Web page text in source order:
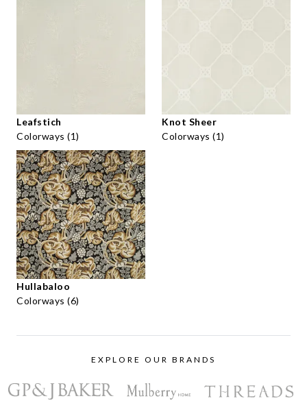
Leafstich
Colorways (1)
Knot Sheer
Colorways (1)
Hullabaloo
Colorways (6)
EXPLORE OUR BRANDS